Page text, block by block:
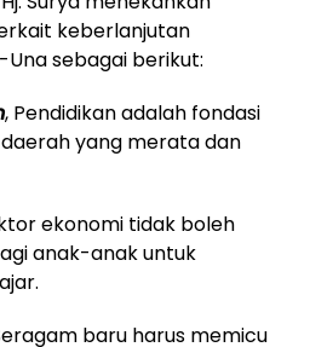
keberlanjutan
Una sebagai berikut:
, Pendidikan adalah fondasi
yang merata dan
ekonomi tidak boleh
anak-anak untuk
baru harus memicu